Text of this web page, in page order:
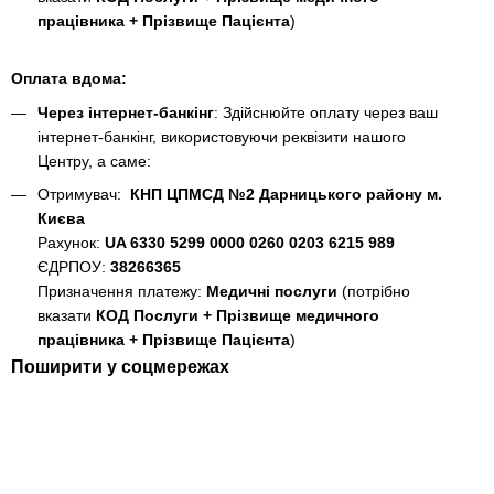
працівника + Прізвище Пацієнта)
Оплата вдома:
Через інтернет-банкінг: Здійснюйте оплату через ваш
інтернет-банкінг, використовуючи реквізити нашого
Центру, а саме:
Отримувач:
КНП ЦПМСД №2 Дарницького району м.
Києва
Рахунок: UA 6330 5299 0000 0260 0203 6215 989
ЄДРПОУ: 38266365
Призначення платежу: Медичні послуги (потрібно
вказати КОД Послуги + Прізвище медичного
працівника + Прізвище Пацієнта)
Поширити у соцмережах